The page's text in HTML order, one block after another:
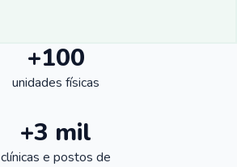
+100
unidades físicas
+3 mil
clínicas e postos de